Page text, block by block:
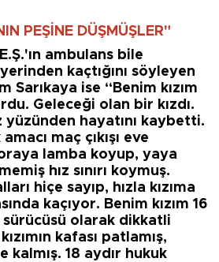
PEŞİNE DÜŞMÜŞLER"
ambulans bile
kaçtığını söyleyen
Sarıkaya ise “Benim kızım
Geleceği olan bir kızdı.
yüzünden hayatını kaybetti.
maç çıkışı eve
lamba koyup, yaya
hız sınırı koymuş.
hiçe sayıp, hızla kızıma
kaçıyor. Benim kızım 16
sürücüsü olarak dikkatli
kafası patlamış,
kalmış. 18 aydır hukuk